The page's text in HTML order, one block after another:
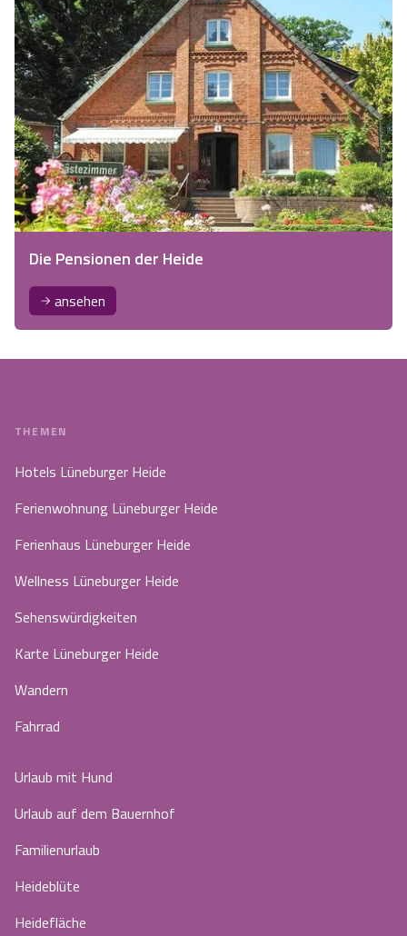
Die Pensionen der Heide
ansehen
THEMEN
Hotels Lüneburger Heide
Ferienwohnung Lüneburger Heide
Ferienhaus Lüneburger Heide
Wellness Lüneburger Heide
Sehenswürdigkeiten
Karte Lüneburger Heide
Wandern
Fahrrad
Urlaub mit Hund
Urlaub auf dem Bauernhof
Familienurlaub
Heideblüte
Heidefläche